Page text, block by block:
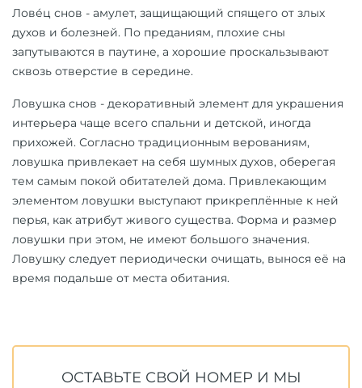
Лове́ц снов - амулет, защищающий спящего от злых
духов и болезней. По преданиям, плохие сны
запутываются в паутине, а хорошие проскальзывают
сквозь отверстие в середине.
Ловушка снов - декоративный элемент для украшения
интерьера чаще всего спальни и детской, иногда
прихожей. Согласно традиционным верованиям,
ловушка привлекает на себя шумных духов, оберегая
тем самым покой обитателей дома. Привлекающим
элементом ловушки выступают прикреплённые к ней
перья, как атрибут живого существа. Форма и размер
ловушки при этом, не имеют большого значения.
Ловушку следует периодически очищать, вынося её на
время подальше от места обитания.
ОСТАВЬТЕ СВОЙ НОМЕР И МЫ